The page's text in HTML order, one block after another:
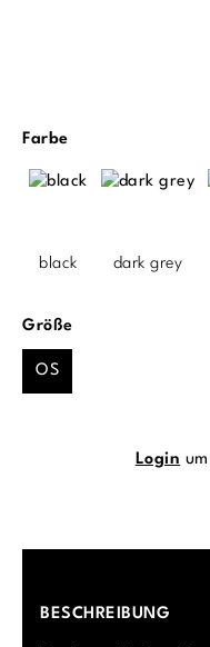
Farbeauswählen
black dark grey
Größeauswählen
OS
Login
BESCHREIBUNG